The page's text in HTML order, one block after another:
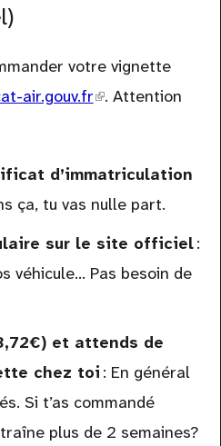
votre vignette
air.gouv.fr(link
. Attention
d’immatriculation
ça, tu vas nulle part.
sur le site officiel:
véhicule... Pas besoin de
et attends de
chez toi : En général
Si t’as commandé
plus de 2 semaines?